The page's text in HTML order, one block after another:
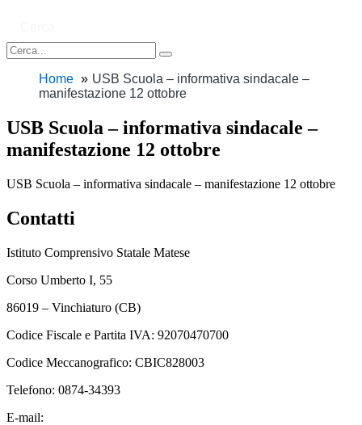
Home
USB Scuola – informativa sindacale –
manifestazione 12 ottobre
USB Scuola – informativa sindacale –
manifestazione 12 ottobre
USB Scuola – informativa sindacale – manifestazione 12 ottobre
Contatti
Istituto Comprensivo Statale Matese
Corso Umberto I, 55
86019 – Vinchiaturo (CB)
Codice Fiscale e Partita IVA: 92070470700
Codice Meccanografico: CBIC828003
Telefono: 0874-34393
E-mail: